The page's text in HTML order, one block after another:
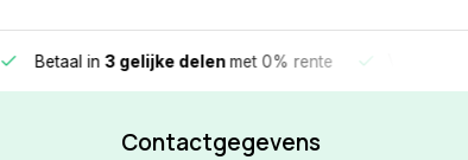
Betaal in3 gelijke delenmet 0% rente Vandaag
Contactgegevens